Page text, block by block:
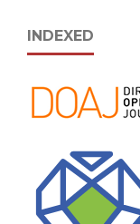
INDEXED